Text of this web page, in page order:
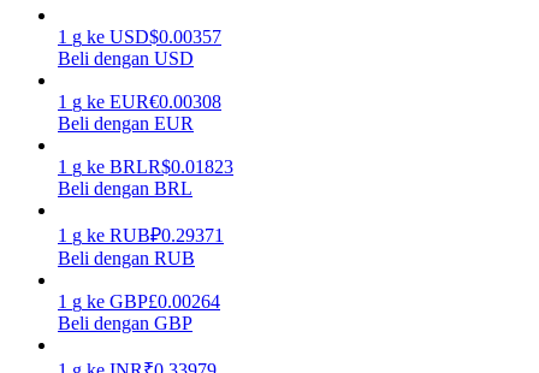
Babi Kekuatan
Dapatkan imbalan kompetitif setiap hari
1 g ke USD$0.00357
Beli dengan USD
1 g ke EUR€0.00308
Beli dengan EUR
1 g ke BRLR$0.01823
Beli dengan BRL
1 g ke RUB₽0.29371
Beli dengan RUB
1 g ke GBP£0.00264
Beli dengan GBP